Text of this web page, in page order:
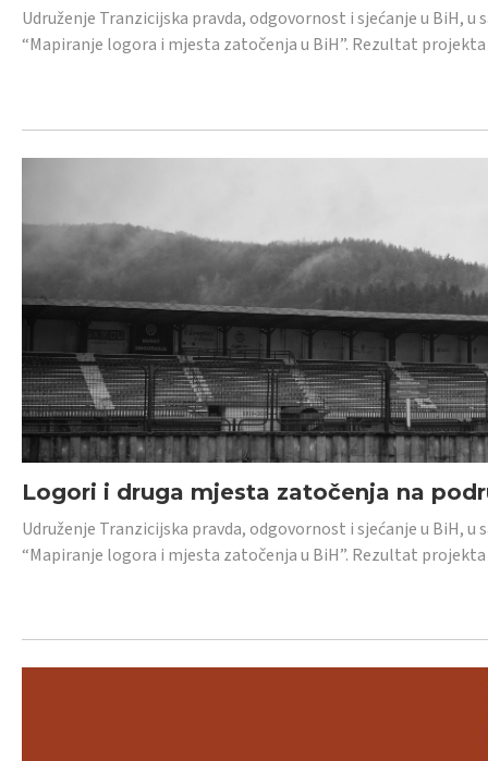
Udruženje Tranzicijska pravda, odgovornost i sjećanje u BiH,
“Mapiranje logora i mjesta zatočenja u BiH”. Rezultat
Logori i druga mjesta zatočenja na
Udruženje Tranzicijska pravda, odgovornost i sjećanje u BiH,
“Mapiranje logora i mjesta zatočenja u BiH”. Rezultat